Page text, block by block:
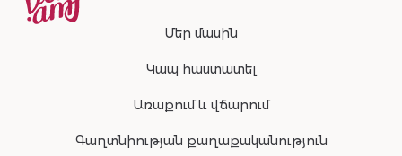
Մեր մասին
Կապ հաստատել
Առաքում և վճարում
Գաղտնիության քաղաքականություն